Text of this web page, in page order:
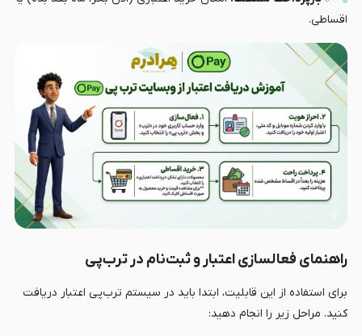
اقساطی.
راهنمای فعالسازی اعتبار و ثبت‌نام در ترب‌پی
برای استفاده از این قابلیت، ابتدا باید در سیستم ترب‌پی اعتبار دریافت
کنید. مراحل زیر را انجام دهید: